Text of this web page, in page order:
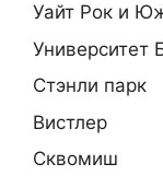
Уайт Рок и
Университет
Стэнли парк
Вистлер
Сквомиш